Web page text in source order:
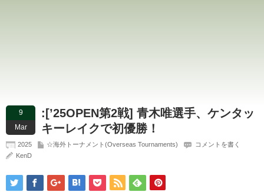
9
Mar
:[’25OPEN第2戦] 青木唯選手、ケンタッ
キーレイクで初優勝！
2025 ☆海外トーナメント(Overseas Tournaments)
コメントを書く
KenD